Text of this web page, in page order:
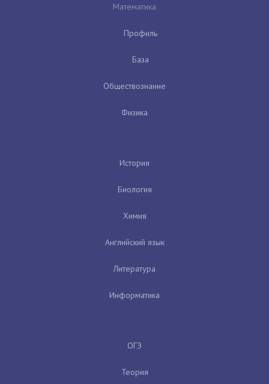
Математика
Профиль
База
Обществознание
Физика
История
Биология
Химия
Английский язык
Литература
Информатика
ОГЭ
Теория